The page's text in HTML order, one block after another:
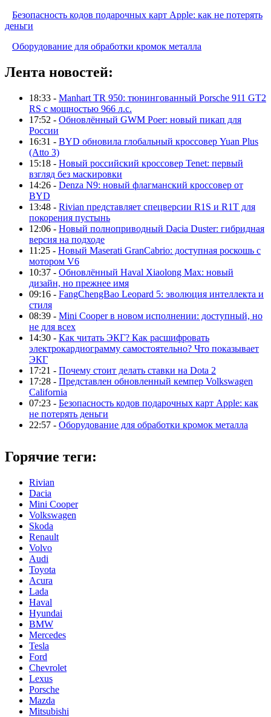
Безопасность кодов подарочных карт Apple: как не потерять
деньги
Оборудование для обработки кромок металла
Лента новостей:
18:33 - Manhart TR 950: тюнингованный Porsche 911 GT2
RS с мощностью 966 л.с.
17:52 - Обновлённый GWM Poer: новый пикап для
России
16:31 - BYD обновила глобальный кроссовер Yuan Plus
(Atto 3)
15:18 - Новый российский кроссовер Tenet: первый
взгляд без маскировки
14:26 - Denza N9: новый флагманский кроссовер от
BYD
13:48 - Rivian представляет спецверсии R1S и R1T для
покорения пустынь
12:06 - Новый полноприводный Dacia Duster: гибридная
версия на подходе
11:25 - Новый Maserati GranCabrio: доступная роскошь с
мотором V6
10:37 - Обновлённый Haval Xiaolong Max: новый
дизайн, но прежнее имя
09:16 - FangChengBao Leopard 5: эволюция интеллекта и
стиля
08:39 - Mini Cooper в новом исполнении: доступный, но
не для всех
14:30 - Как читать ЭКГ? Как расшифровать
электрокардиограмму самостоятельно? Что показывает
ЭКГ
17:21 - Почему стоит делать ставки на Dota 2
17:28 - Представлен обновленный кемпер Volkswagen
California
07:23 - Безопасность кодов подарочных карт Apple: как
не потерять деньги
22:57 - Оборудование для обработки кромок металла
Горячие теги:
Rivian
Dacia
Mini Cooper
Volkswagen
Skoda
Renault
Volvo
Audi
Toyota
Acura
Lada
Haval
Hyundai
BMW
Mercedes
Tesla
Ford
Chevrolet
Lexus
Porsche
Mazda
Mitsubishi